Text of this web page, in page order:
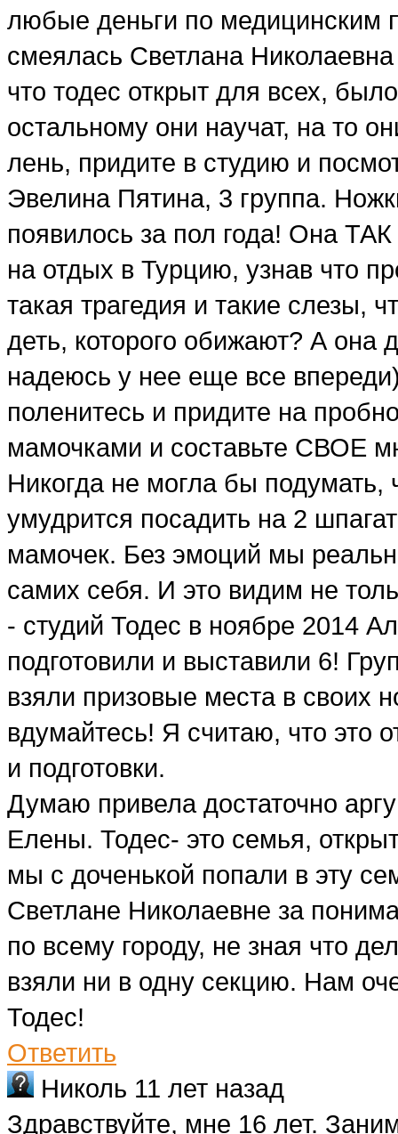
любые деньги по медицинским
смеялась Светлана
что тодес открыт для всех,
остальному они научат, на то
лень, придите в студию и
Эвелина Пятина, 3 группа.
появилось за пол года! Она
на отдых в Турцию, узнав что
такая трагедия и такие слезы,
деть, которого обижают? А она
надеюсь у нее еще все
поленитесь и придите на
мамочками и составьте СВОЕ
Никогда не могла бы подумать,
умудрится посадить на 2
мамочек. Без эмоций мы
самих себя. И это видим не
- студий Тодес в ноябре 2014
подготовили и выставили 6!
взяли призовые места в своих
вдумайтесь! Я считаю, что это
и подготовки.
Думаю привела достаточно
Елены. Тодес- это семья,
мы с доченькой попали в эту
Светлане Николаевне за
по всему городу, не зная что
взяли ни в одну секцию. Нам
Тодес!
Ответить
Николь 11 лет назад
Здравствуйте, мне 16 лет.